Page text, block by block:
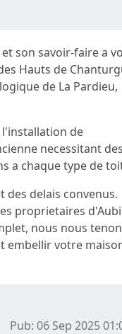
son savoir-faire a
Hauts de
de La Pardieu,
de
necessitant des
a chaque type de
des delais convenus.
proprietaires
nous nous
embellir votre
Pub: 06 Sep 2025